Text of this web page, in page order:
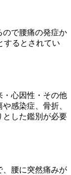
ので腰痛の発症か
するとされてい
・心因性・その他
感染症、骨折、
とした鑑別が必要
、腰に突然痛みが